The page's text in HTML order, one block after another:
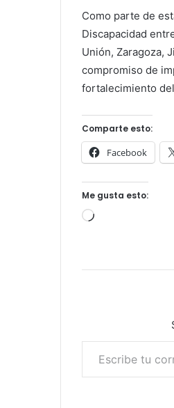
Como parte de
Discapacidad
Unión, Zaragoza,
compromiso de
fortalecimiento
Comparte esto:
Facebook
Me gusta esto:
Cargando...
Escribe tu correo electrónico…